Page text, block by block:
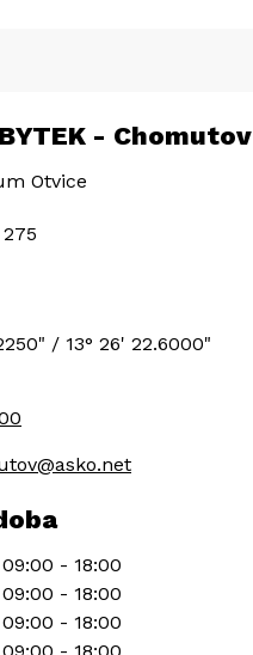
- Chomutov
Otvice
/ 13° 26' 22.6000"
09:00 - 18:00
09:00 - 18:00
09:00 - 18:00